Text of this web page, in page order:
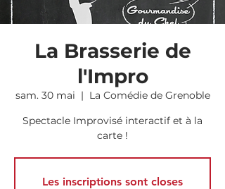
La Brasserie de
l'Impro
sam. 30 mai
  |
La Comédie de Grenoble
Spectacle Improvisé interactif et à la
carte !
Les inscriptions sont closes